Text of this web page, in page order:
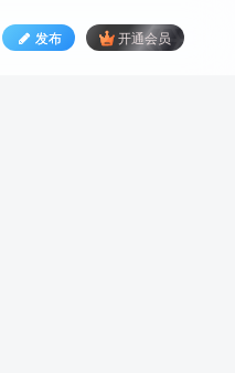
发布 开通会员